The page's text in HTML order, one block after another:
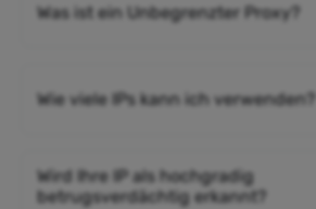
Was ist ein Unbegrenzter Proxy?
Wie viele IPs kann ich verwenden?
Wird Ihre IP als hochgradig
betrugsverdächtig erkannt?